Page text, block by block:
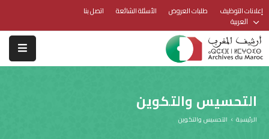
إعلانات التوظيف طلبات العروض الأسئلة الشائعة اتصل بنا
العربية
التحسيس والتكوين
الرئيسية التحسيس والتكوين